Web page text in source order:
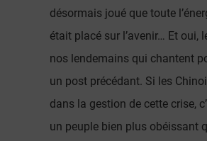
désormais joué que toute
était placé sur l’avenir… Et oui,
nos lendemains qui chantent
un post précédant. Si les
dans la gestion de cette crise,
un peuple bien plus obéissant